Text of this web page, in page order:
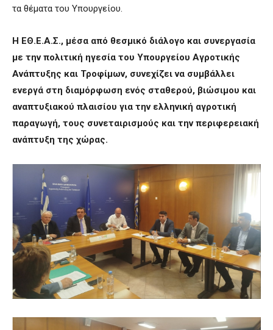
τα θέματα του Υπουργείου.
Η ΕΘ.Ε.Α.Σ., μέσα από θεσμικό διάλογο και συνεργασία
με την πολιτική ηγεσία του Υπουργείου Αγροτικής
Ανάπτυξης και Τροφίμων, συνεχίζει να συμβάλλει
ενεργά στη διαμόρφωση ενός σταθερού, βιώσιμου και
αναπτυξιακού πλαισίου για την ελληνική αγροτική
παραγωγή, τους συνεταιρισμούς και την περιφερειακή
ανάπτυξη της χώρας.